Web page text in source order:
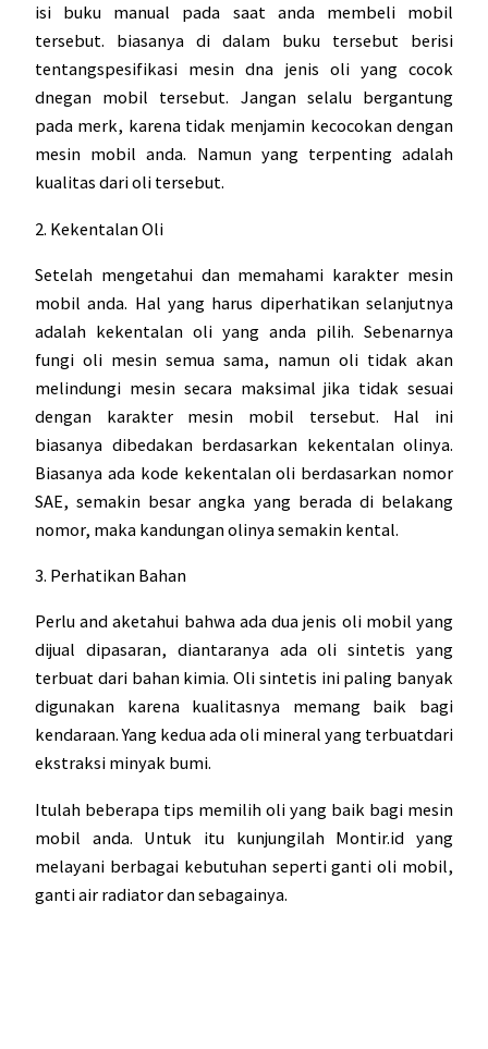
isi buku manual pada saat anda membeli mobil
tersebut. biasanya di dalam buku tersebut berisi
tentangspesifikasi mesin dna jenis oli yang cocok
dnegan mobil tersebut. Jangan selalu bergantung
pada merk, karena tidak menjamin kecocokan dengan
mesin mobil anda. Namun yang terpenting adalah
kualitas dari oli tersebut.
2. Kekentalan Oli
Setelah mengetahui dan memahami karakter mesin
mobil anda. Hal yang harus diperhatikan selanjutnya
adalah kekentalan oli yang anda pilih. Sebenarnya
fungi oli mesin semua sama, namun oli tidak akan
melindungi mesin secara maksimal jika tidak sesuai
dengan karakter mesin mobil tersebut. Hal ini
biasanya dibedakan berdasarkan kekentalan olinya.
Biasanya ada kode kekentalan oli berdasarkan nomor
SAE, semakin besar angka yang berada di belakang
nomor, maka kandungan olinya semakin kental.
3. Perhatikan Bahan
Perlu and aketahui bahwa ada dua jenis oli mobil yang
dijual dipasaran, diantaranya ada oli sintetis yang
terbuat dari bahan kimia. Oli sintetis ini paling banyak
digunakan karena kualitasnya memang baik bagi
kendaraan. Yang kedua ada oli mineral yang terbuatdari
ekstraksi minyak bumi.
Itulah beberapa tips memilih oli yang baik bagi mesin
mobil anda. Untuk itu kunjungilah Montir.id yang
melayani berbagai kebutuhan sepertiganti oli mobil,
ganti air radiator dan sebagainya.